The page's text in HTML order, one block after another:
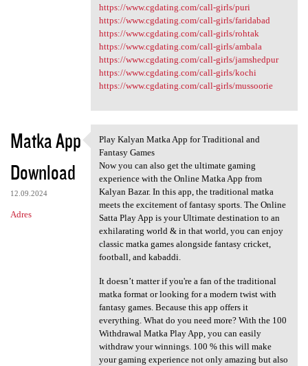
https://www.cgdating.com/call-girls/puri
https://www.cgdating.com/call-girls/faridabad
https://www.cgdating.com/call-girls/rohtak
https://www.cgdating.com/call-girls/ambala
https://www.cgdating.com/call-girls/jamshedpur
https://www.cgdating.com/call-girls/kochi
https://www.cgdating.com/call-girls/mussoorie
Matka App
Download
12.09.2024
Adres
Play Kalyan Matka App for
Play Kalyan Matka App for Traditional and
Fantasy Games
Now you can also get the ultimate gaming
experience with the Online Matka App from
Kalyan Bazar. In this app, the traditional matka
meets the excitement of fantasy sports. The Online
Satta Play App is your Ultimate destination to an
exhilarating world & in that world, you can enjoy
classic matka games alongside fantasy cricket,
football, and kabaddi.
It doesn’t matter if you're a fan of the traditional
matka format or looking for a modern twist with
fantasy games. Because this app offers it
everything. What do you need more? With the 100
Withdrawal Matka Play App, you can easily
withdraw your winnings. 100 % this will make
your gaming experience not only amazing but also